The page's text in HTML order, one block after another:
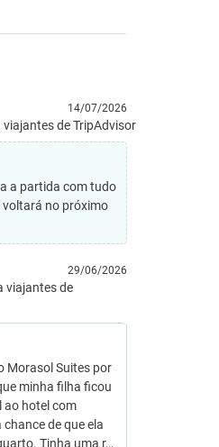
14/07/2026
a partida com tudo
voltará no próximo
29/06/2026
Morasol Suites por
minha filha ficou
ao hotel com
de que ela
Tinha uma r…